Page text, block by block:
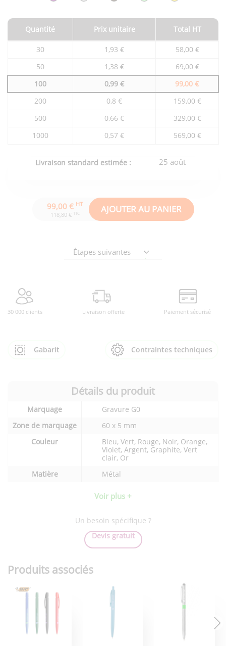
fonction
la
quantité
Quantité Prix unitaire Total HT
30 1,93 €
58,00 €
50
1,38 €
69,00 €
100
0,99 €
99,00 €
200
0,8 €
159,00 €
500
0,66 €
329,00 €
1000
0,57 € 569,00 €
Livraison standard estimée : 25 août
99,00 € HT
118,80 € TTC AJOUTER AU PANIER
Étapes suivantes
30 000 clients Livraison offerte Paiement sécurisé
Gabarit Contraintes techniques
Détails
techniques
du
produit
Détails du produit
Marquage
Gravure G0
Zone de marquage
60 x 5 mm
Couleur
Bleu, Vert, Rouge, Noir, Orange,
Violet, Argent, Graphite, Vert
clair, Or
Matière
Métal
Voir plus +
Un besoin spécifique ?
Devis gratuit
Produits associés